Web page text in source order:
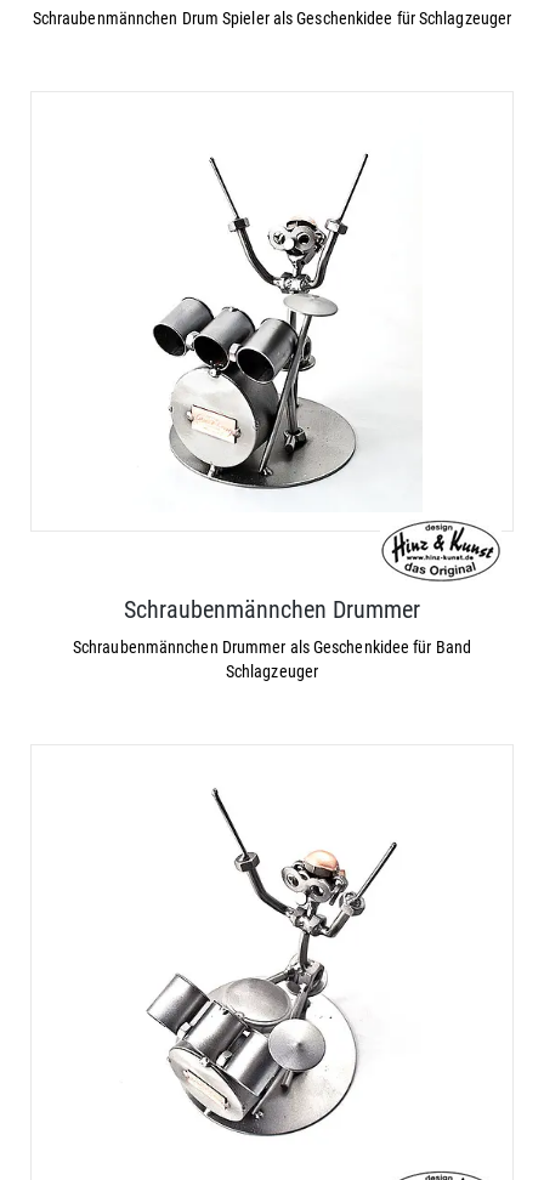
Schraubenmännchen Drum Spieler als Geschenkidee für Schlagzeuger
Schraubenmännchen Drummer
Schraubenmännchen Drummer als Geschenkidee für Band
Schlagzeuger